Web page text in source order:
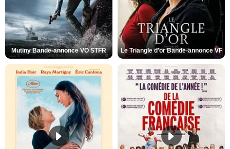
Mutiny Bande-annonce VO STFR Le Triangle d'or Bande-annonce VF